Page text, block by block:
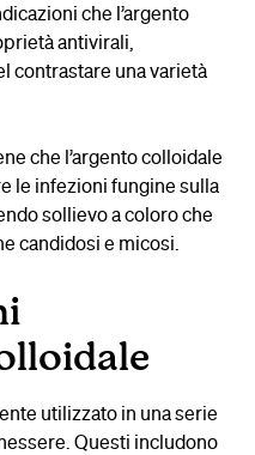
che l’argento
antivirali,
contrastare una varietà
che l’argento colloidale
le infezioni fungine sulla
sollievo a coloro che
candidosi e micosi.
utilizzato in una serie
Questi includono